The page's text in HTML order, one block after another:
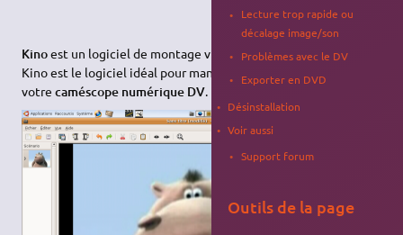
Kinoest un logiciel de montage vidéo adapté auxdébutants
Kino est le logiciel idéal pour manipuler vos vidéos issues de
votrecaméscope numérique DV.
Lecture trop rapide ou
décalage image/son
Problèmes avec le DV
Exporter en DVD
Désinstallation
Voir aussi
Support forum
Outils de la page